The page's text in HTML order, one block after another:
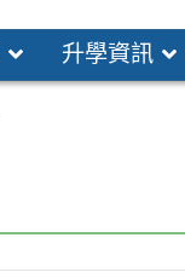
升學資訊